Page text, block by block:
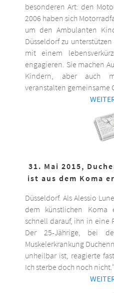
besonderen Art: den
2006 haben sich
um den Ambulanten
Düsseldorf zu
mit einem
engagieren. Sie machen
Kindern, aber auch
veranstalten gemeinsame
31. Mai 2015,
ist aus dem Koma
Düsseldorf. Als Alessio
dem künstlichen Koma
schnell darauf, ihn in eine
Der 25-Jährige, bei
Muskelerkrankung
unheilbar ist, reagierte
Ich sterbe doch noch nicht."